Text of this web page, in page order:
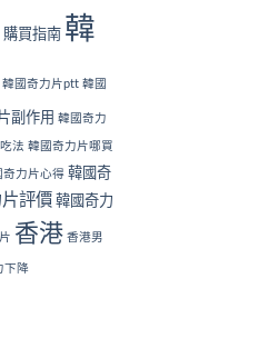
購買指南 韓
韓國奇力片ptt 韓國
副作用 韓國奇力
法 韓國奇力片哪買
奇力片心得 韓國奇
評價 韓國奇力
香港 香港男
下降